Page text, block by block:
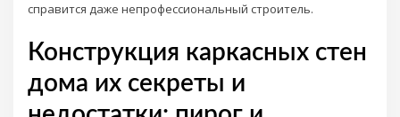
справится даже непрофессиональный строитель.
Конструкция каркасных стен
дома их секреты и